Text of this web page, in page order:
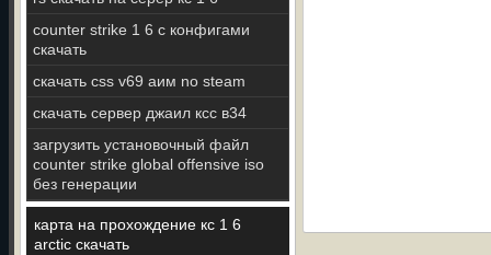
counter strike 1 6 с конфигами
скачать
скачать css v69 аим no steam
скачать сервер джаил ксс в34
загрузить установочный файл
counter strike global offensive iso
без генерации
карта на прохождение кс 1 6
arctic скачать